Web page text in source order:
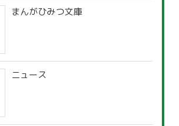
まんがひみつ文庫
ニュース